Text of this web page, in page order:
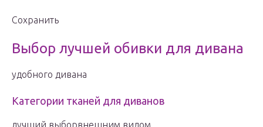
Сохранить
Выбор лучшей обивки для дивана
удобного дивана
Категории тканей для диванов
лучший выборвнешним видом